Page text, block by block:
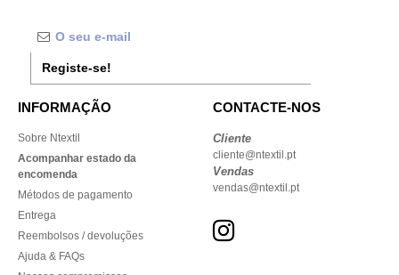
Registe-se!
INFORMAÇÃO
Sobre Ntextil
Acompanhar estado da
encomenda
Métodos de pagamento
Entrega
Reembolsos / devoluções
Ajuda & FAQs
CONTACTE-NOS
Cliente
cliente@ntextil.pt
Vendas
vendas@ntextil.pt